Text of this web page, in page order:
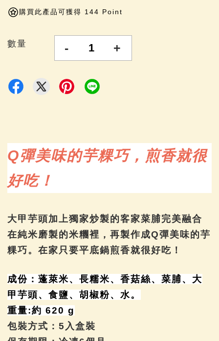
購買此產品可獲得 144 Point
數量 - +
Q彈美味的芋粿巧，煎香就很
好吃！
大甲芋頭加上獨家炒製的客家菜脯完美融合
在純米磨製的米糰裡，再製作成Q彈美味的芋
粿巧。在家只要平底鍋煎香就很好吃！
成份：蓬萊米、長糯米、香菇絲、菜脯、大
甲芋頭、食鹽、胡椒粉、水。
重量:約 620 g
包裝方式：5入盒裝